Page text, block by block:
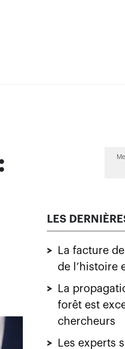
LES
>
La facture
de l’histoire
>
La
forêt est
chercheurs
>
Les experts